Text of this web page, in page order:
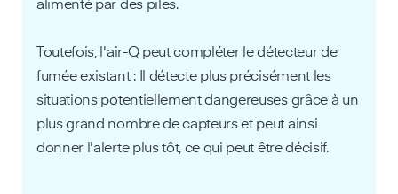
alimenté par des piles.
Toutefois, l'air-Q peut compléter le détecteur de
fumée existant : Il détecte plus précisément les
situations potentiellement dangereuses grâce à un
plus grand nombre de capteurs et peut ainsi
donner l'alerte plus tôt, ce qui peut être décisif.